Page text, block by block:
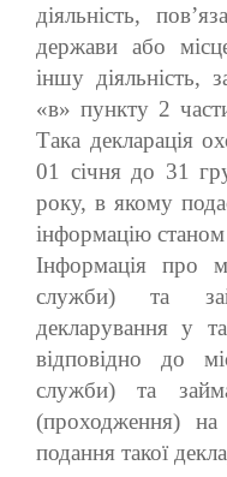
діяльність,
держави або
іншу діяльність,
«в» пункту 2
Така декларація
01 січня до 31
року, в якому
інформацію
Інформація про
служби) та
декларування у
відповідно до
служби) та
(проходження)
подання такої